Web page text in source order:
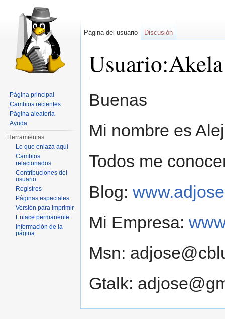
Usuario:Akela
Buenas
Mi nombre es
Todos me
Blog:
Mi Empresa:
Msn:
Gtalk:
Página del usuario Discusión
Página principal
Cambios recientes
Página aleatoria
Ayuda
Herramientas
Lo que enlaza aquí
Cambios
relacionados
Contribuciones del
usuario
Registros
Páginas especiales
Versión para imprimir
Enlace permanente
Información de la
página